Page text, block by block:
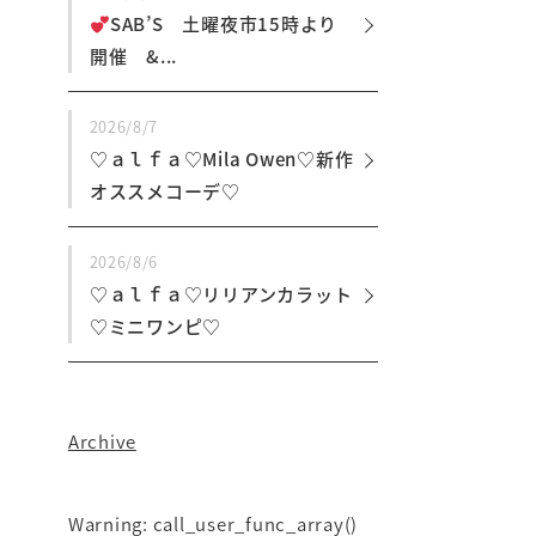
SAB’S 土曜夜市15時より
開催 &...
2026/8/7
♡ａｌｆａ♡Mila Owen♡新作
オススメコーデ♡
2026/8/6
♡ａｌｆａ♡リリアンカラット
♡ミニワンピ♡
Archive
Warning: call_user_func_array()